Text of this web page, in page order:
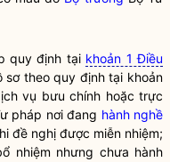
quy định tại khoản 1 Điều
sơ theo quy định tại khoản
vụ bưu chính hoặc trực
pháp nơi đang hành nghề
đề nghị được miễn nhiệm;
nhiệm nhưng chưa hành